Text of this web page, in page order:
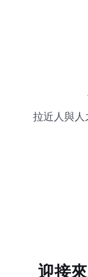
拉近人與人
迎接